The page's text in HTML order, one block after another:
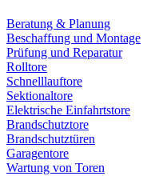
Beratung & Planung
Beschaffung und Montage
Prüfung und Reparatur
Rolltore
Schnelllauftore
Sektionaltore
Elektrische Einfahrtstore
Brandschutztore
Brandschutztüren
Garagentore
Wartung von Toren